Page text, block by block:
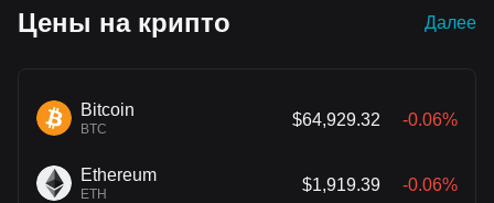
Цены на крипто Далее
Bitcoin
BTC
$64,929.32 -0.06%
Ethereum
ETH
$1,919.39 -0.06%